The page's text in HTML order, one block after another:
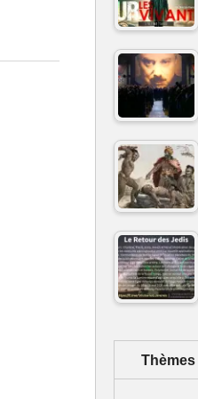
Thèmes